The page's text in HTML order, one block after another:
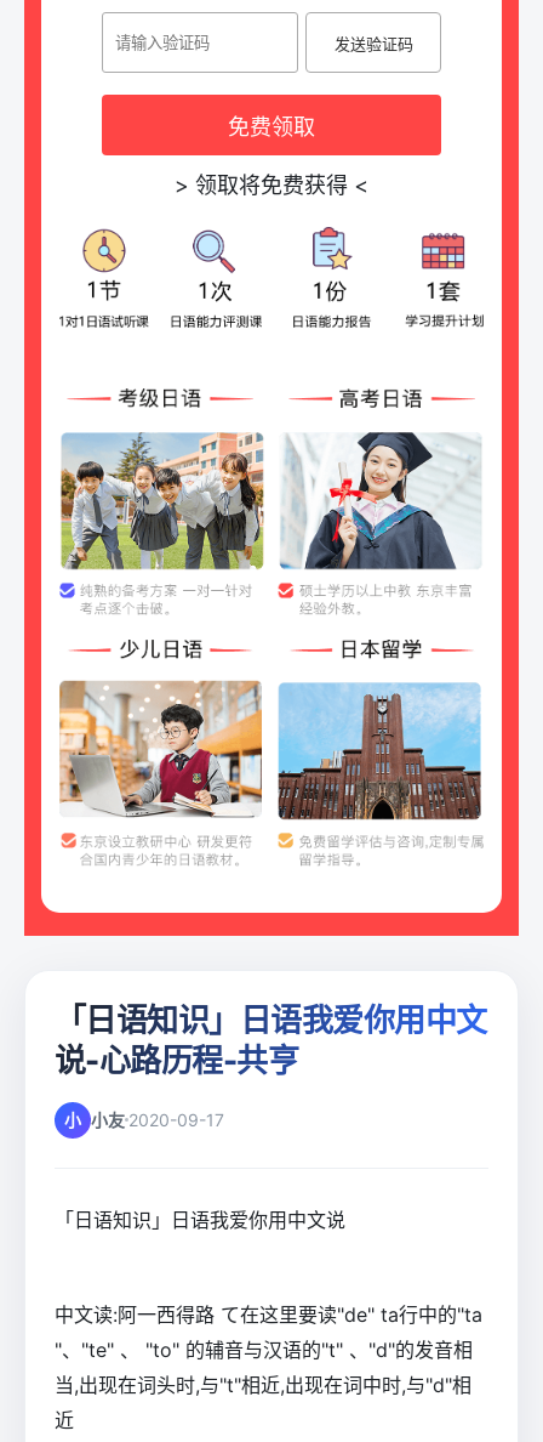
发送验证码
免费领取
> 领取将免费获得 <
「日语知识」日语我爱你用中文
说-心路历程-共亨
小 小友 2020-09-17
「日语知识」日语我爱你用中文说
中文读:阿一西得路 て在这里要读"de" ta行中的"ta
"、"te" 、 "to" 的辅音与汉语的"t" 、"d"的发音相
当,出现在词头时,与"t"相近,出现在词中时,与"d"相
近